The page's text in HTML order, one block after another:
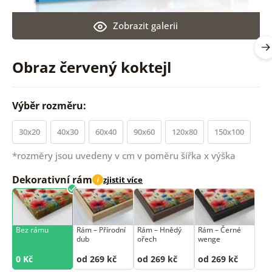
Obraz červený koktejl
Zobrazit galerii
Výběr rozměru:
30x20 40x30 60x40 90x60 120x80 150x100
*rozměry jsou uvedeny v cm v poměru šířka x výška
Dekorativní rám i zjistit více
Bez rámu
0 Kč
Rám –⁠⁠⁠⁠⁠⁠ Přírodní
dub
od 269 kč
Rám –⁠⁠⁠⁠⁠⁠ Hnědý
ořech
od 269 kč
Rám –⁠⁠⁠⁠⁠⁠ Černé
wenge
od 269 kč